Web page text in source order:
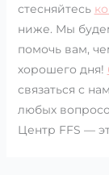
стесняйтесь
ниже. Мы
помочь вам,
хорошего дня!
связаться с
любых
Центр FFS —